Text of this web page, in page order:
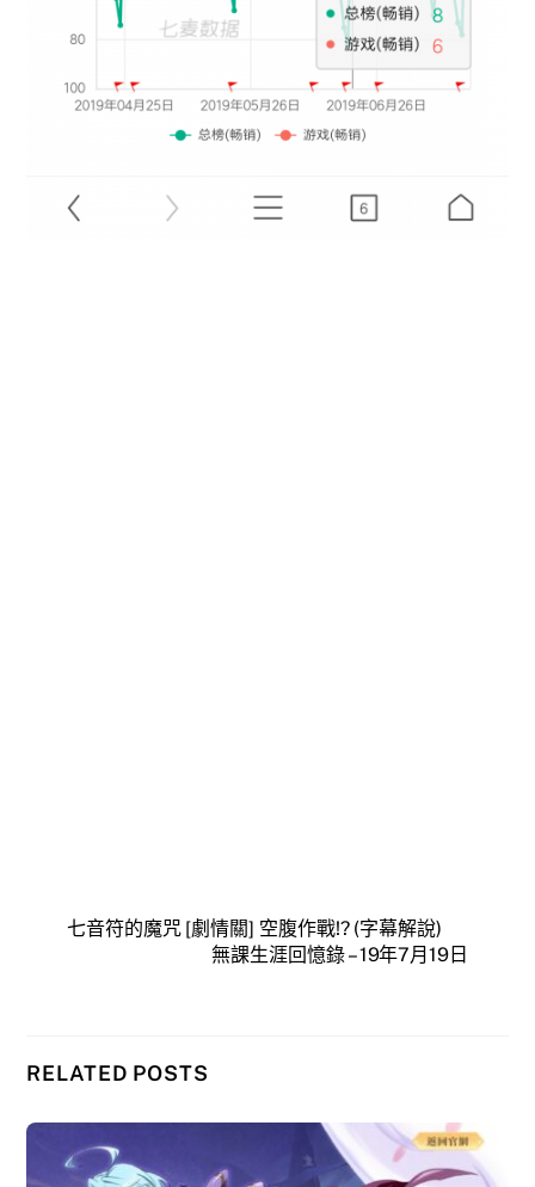
七音符的魔咒 [劇情關] 空腹作戰!? (字幕解說)
無課生涯回憶錄 – 19年7月19日
RELATED POSTS